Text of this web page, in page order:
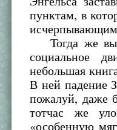
пунктам, в
Тогда же
социальное
небольшая
В ней падение
пожалуй, даже
тотчас же
«особенную